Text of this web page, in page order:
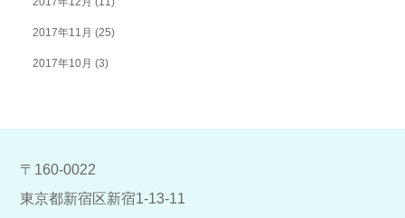
2017年11月 (25)
2017年10月 (3)
〒160-0022
東京都新宿区新宿1-13-11